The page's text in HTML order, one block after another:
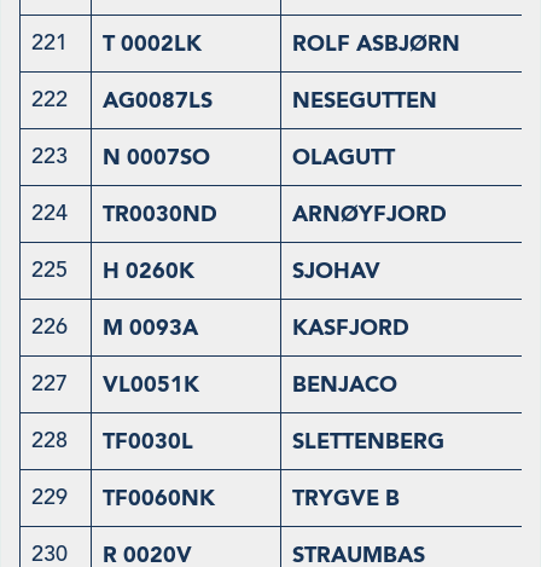
221 T 0002LK ROLF ASBJØRN
222 AG0087LS NESEGUTTEN
223 N 0007SO OLAGUTT
224 TR0030ND ARNØYFJORD
225 H 0260K SJOHAV
226 M 0093A KASFJORD
227 VL0051K BENJACO
228 TF0030L SLETTENBERG
229 TF0060NK TRYGVE B
230 R 0020V STRAUMBAS